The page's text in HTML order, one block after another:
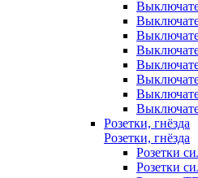
Розетки, гнёзда
Розетки, гнёзда
Розетки
Розетки